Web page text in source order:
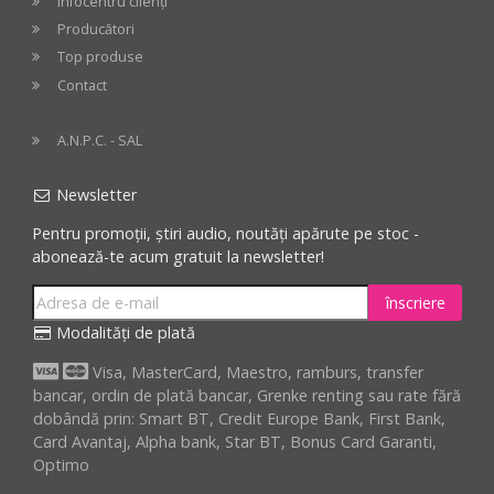
Producători
Top produse
Contact
A.N.P.C. - SAL
Newsletter
Pentru promoții, știri audio, noutăți apărute pe stoc -
abonează-te acum gratuit la newsletter!
înscriere
Modalități de plată
Visa, MasterCard, Maestro, ramburs, transfer
bancar, ordin de plată bancar, Grenke renting sau rate fără
dobândă prin: Smart BT, Credit Europe Bank, First Bank,
Card Avantaj, Alpha bank, Star BT, Bonus Card Garanti,
Optimo